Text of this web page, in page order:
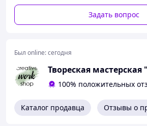
Задать вопрос
Был online:сегодня
Твореская мастерская
100% положительных
Каталог продавца Отзывы о